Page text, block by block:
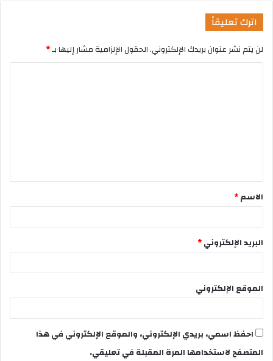
اترك تعليقاً
لن يتم نشر عنوان بريدك الإلكتروني.الحقول الإلزامية مشار إليها بـ*
الاسم*
البريد الإلكتروني*
الموقع الإلكتروني
احفظ اسمي، بريدي الإلكتروني، والموقع الإلكتروني في هذا
المتصفح لاستخدامها المرة المقبلة في تعليقي.